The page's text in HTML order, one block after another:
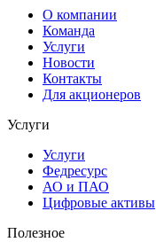
О компании
Команда
Услуги
Новости
Контакты
Для акционеров
Услуги
Услуги
Федресурс
АО и ПАО
Цифровые активы
Полезное